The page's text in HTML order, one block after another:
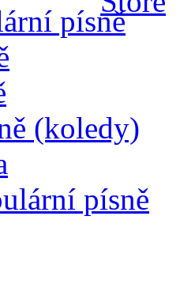
písně
(koledy)
písně